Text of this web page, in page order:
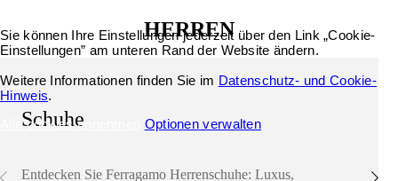
HERREN
Schuhe
Entdecken Sie Ferragamo Herrenschuhe: Luxus,
Sie können Ihre Einstellungen jederzeit über den Link „Cookie-
Einstellungen” am unteren Rand der Website ändern.
Weitere Informationen finden Sie im Datenschutz- und Cookie-
Hinweis.
Alle cookies annehmen
Optionen verwalten